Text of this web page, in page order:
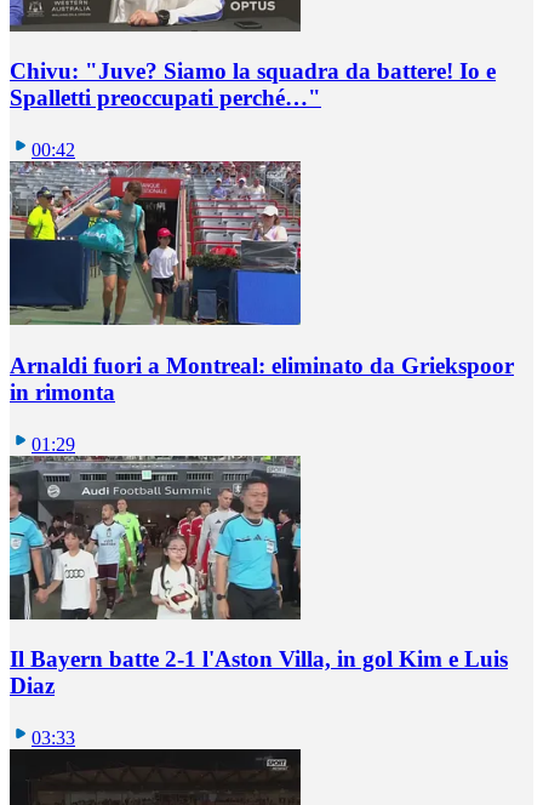
Chivu: "Juve? Siamo la squadra da battere! Io e
Spalletti preoccupati perché…"
00:42
Arnaldi fuori a Montreal: eliminato da Griekspoor
in rimonta
01:29
Il Bayern batte 2-1 l'Aston Villa, in gol Kim e Luis
Diaz
03:33